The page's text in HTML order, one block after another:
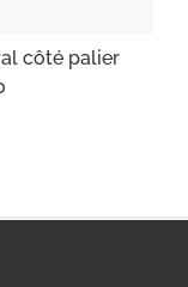
côté palier